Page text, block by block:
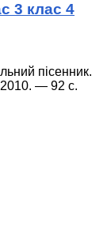
3 клас 4
пісенник.
— 92 с.